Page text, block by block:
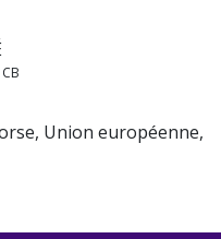
Union européenne,